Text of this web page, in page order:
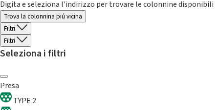
Digita e seleziona l'indirizzo per trovare le colonnine disponibili
Trova la colonnina piú vicina
Filtri
Filtri
Seleziona i filtri
Presa
TYPE 2